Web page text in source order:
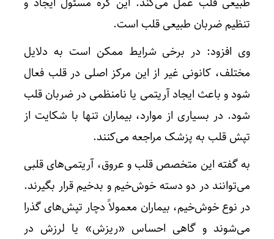
تنظیم ضربان طبیعی قلب است.
وی افزود: در برخی شرایط ممکن است به دلایل
مختلف، کانونی غیر از این مرکز اصلی در قلب فعال
شود و باعث ایجاد آریتمی یا نامنظمی در ضربان قلب
شود. در بسیاری از موارد، بیماران تنها با شکایت از
تپش قلب به پزشک مراجعه می‌کنند.
به گفته این متخصص قلب و عروق، آریتمی‌های قلبی
می‌توانند در دو دسته خوش‌خیم و بدخیم قرار بگیرند.
در نوع خوش‌خیم، بیماران معمولاً دچار تپش‌های گذرا
می‌شوند و گاهی احساس «ریزش» یا لرزش در